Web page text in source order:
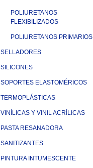
POLIURETANOS
FLEXIBILIZADOS
POLIURETANOS PRIMARIOS
SELLADORES
SILICONES
SOPORTES ELASTOMÉRICOS
TERMOPLÁSTICAS
VINÍLICAS Y VINIL ACRÍLICAS
PASTA RESANADORA
SANITIZANTES
PINTURA INTUMESCENTE